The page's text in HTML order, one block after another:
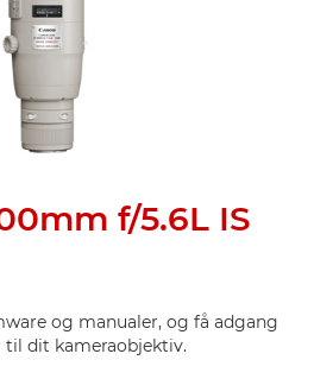
f/5.6L IS
og manualer, og få adgang
dit kameraobjektiv.